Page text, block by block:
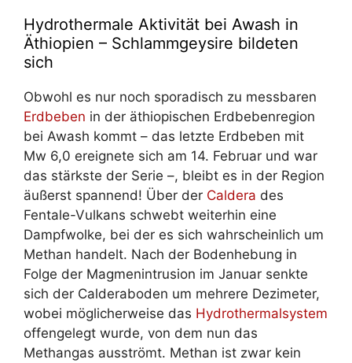
Hydrothermale Aktivität bei Awash in
Äthiopien – Schlammgeysire bildeten
sich
Obwohl es nur noch sporadisch zu messbaren
Erdbeben in der äthiopischen Erdbebenregion
bei Awash kommt – das letzte Erdbeben mit
Mw 6,0 ereignete sich am 14. Februar und war
das stärkste der Serie –, bleibt es in der Region
äußerst spannend! Über der Caldera des
Fentale-Vulkans schwebt weiterhin eine
Dampfwolke, bei der es sich wahrscheinlich um
Methan handelt. Nach der Bodenhebung in
Folge der Magmenintrusion im Januar senkte
sich der Calderaboden um mehrere Dezimeter,
wobei möglicherweise das Hydrothermalsystem
offengelegt wurde, von dem nun das
Methangas ausströmt. Methan ist zwar kein